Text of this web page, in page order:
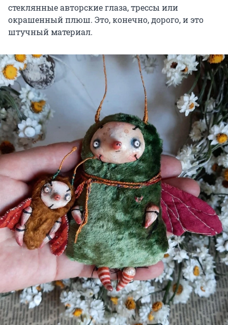
стеклянные авторские глаза, трессы или
окрашенный плюш. Это, конечно, дорого, и это
штучный материал.